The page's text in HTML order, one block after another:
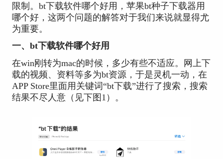
限制。bt下载软件哪个好用，苹果bt种子下载器用
哪个好，这两个问题的解答对于我们来说就显得尤
为重要。
一、bt下载软件哪个好用
在win刚转为mac的时候，多少有些不适应。网上下
载的视频、资料等多为bt资源，于是灵机一动，在
APP Store里面用关键词“bt下载”进行了搜索，搜索
结果不尽人意（见下图1）。